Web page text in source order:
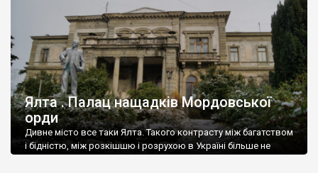
Ялта . Палац нащадків Мордовської
орди
Дивне місто все таки Ялта. Такого контрасту між багатством
і бідністю, між розкішшю і розрухою в Україні більше не